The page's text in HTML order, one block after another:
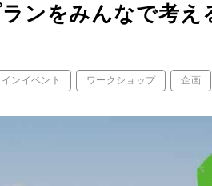
ンをみんなで考え
ンイベント ワークショップ 企画